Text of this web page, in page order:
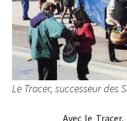
Le Tracer, successeur des
Avec le Tracer, le